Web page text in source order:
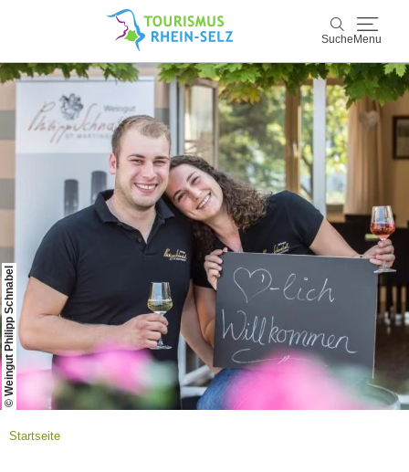
Suche Menu
Suche
Rhein-Selz
Entdecken & Erleben
Wein & Genuss
Kultur & Events
Buchen & Service
© Weingut Philipp Schnabel
Startseite